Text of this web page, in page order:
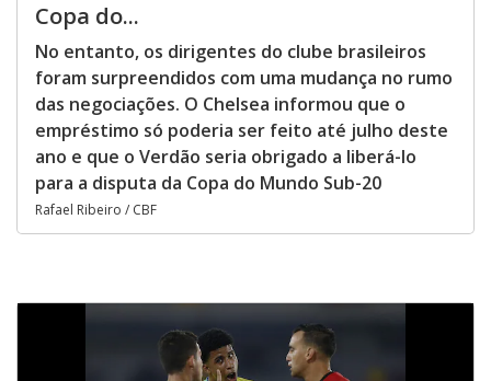
Copa do...
No entanto, os dirigentes do clube brasileiros
foram surpreendidos com uma mudança no rumo
das negociações. O Chelsea informou que o
empréstimo só poderia ser feito até julho deste
ano e que o Verdão seria obrigado a liberá-lo
para a disputa da Copa do Mundo Sub-20
Rafael Ribeiro / CBF